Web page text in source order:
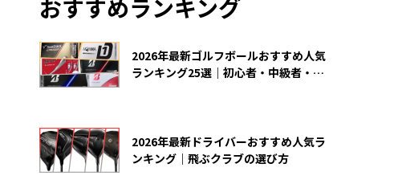
おすすめランキング
2026年最新ゴルフボールおすすめ人気
ランキング25選｜初心者・中級者・上
2026年最新ドライバーおすすめ人気ラ
ンキング｜飛ぶクラブの選び方